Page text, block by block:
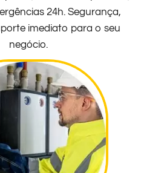
24h. Segurança,
imediato para o seu
negócio.